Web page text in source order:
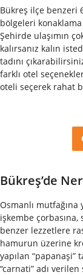
Bükreş ilçe benzeri
bölgeleri
Şehirde ulaşımın
kalırsanız kalın
tadını
farklı otel
oteli seçerek rahat
Bükreş’de
Osmanlı
işkembe
benzer lezzetlere
hamurun üzerine
yapılan “papanaşi”
“carnati” adı